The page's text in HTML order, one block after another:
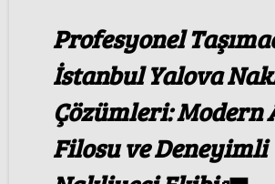
Profesyonel
İstanbul Yalova
Çözümleri: Modern
Filosu ve Deneyimli